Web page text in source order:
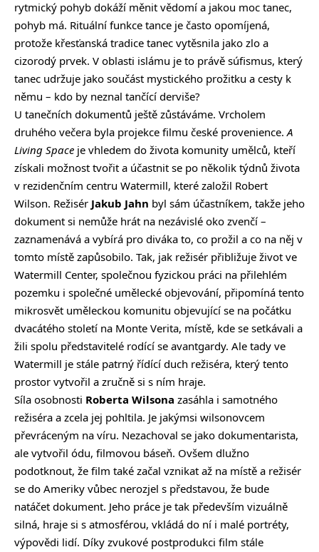
rytmický pohyb dokáží měnit vědomí a jakou moc tanec,
pohyb má. Rituální funkce tance je často opomíjená,
protože křesťanská tradice tanec vytěsnila jako zlo a
cizorodý prvek. V oblasti islámu je to právě súfismus, který
tanec udržuje jako součást mystického prožitku a cesty k
němu – kdo by neznal tančící derviše?
U tanečních dokumentů ještě zůstáváme. Vrcholem
druhého večera byla projekce filmu české provenience.A
Living Space je vhledem do života komunity umělců, kteří
získali možnost tvořit a účastnit se po několik týdnů života
v rezidenčním centru Watermill, které založil Robert
Wilson. Režisér Jakub Jahn byl sám účastníkem, takže jeho
dokument si nemůže hrát na nezávislé oko zvenčí –
zaznamenává a vybírá pro diváka to, co prožil a co na něj v
tomto místě zapůsobilo. Tak, jak režisér přibližuje život ve
Watermill Center, společnou fyzickou práci na přilehlém
pozemku i společné umělecké objevování, připomíná tento
mikrosvět uměleckou komunitu objevující se na počátku
dvacátého století na Monte Verita, místě, kde se setkávali a
žili spolu představitelé rodící se avantgardy. Ale tady ve
Watermill je stále patrný řídící duch režiséra, který tento
prostor vytvořil a zručně si s ním hraje.
Síla osobnosti Roberta Wilsona zasáhla i samotného
režiséra a zcela jej pohltila. Je jakýmsi wilsonovcem
převráceným na víru. Nezachoval se jako dokumentarista,
ale vytvořil ódu, filmovou báseň. Ovšem dlužno
podotknout, že film také začal vznikat až na místě a režisér
se do Ameriky vůbec nerozjel s představou, že bude
natáčet dokument. Jeho práce je tak především vizuálně
silná, hraje si s atmosférou, vkládá do ní i malé portréty,
výpovědi lidí. Díky zvukové postprodukci film stále